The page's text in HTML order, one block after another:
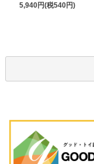
5,940円(税540円)